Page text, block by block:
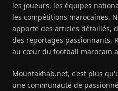
les joueurs, les équipes
les compétitions marocaines.
apporte des articles détaillés,
des reportages passionnants.
au cœur du football marocain
Mountakhab.net, c'est plus
une communauté de